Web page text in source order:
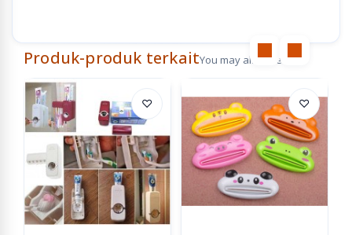
Produk-produk terkaitYou may also like
♡ ♡